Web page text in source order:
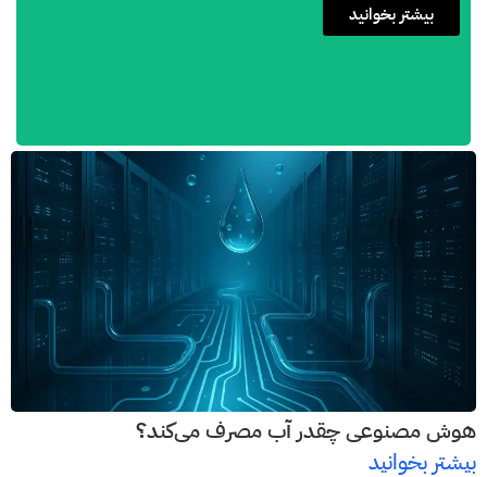
بیشتر بخوانید
هوش مصنوعی چقدر آب مصرف می‌کند؟
بیشتر بخوانید